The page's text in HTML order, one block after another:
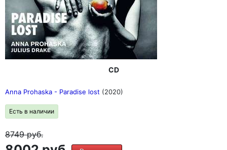
CD
Anna Prohaska - Paradise lost (2020)
Есть в наличии
8749руб.